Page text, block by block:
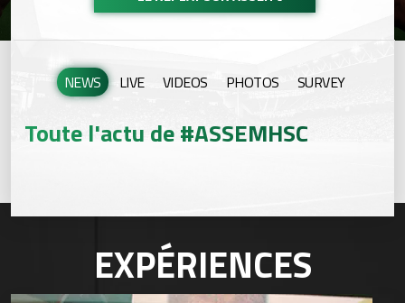
NEWS LIVE VIDEOS PHOTOS SURVEY
Toute l'actu de #ASSEMHSC
EXPÉRIENCES